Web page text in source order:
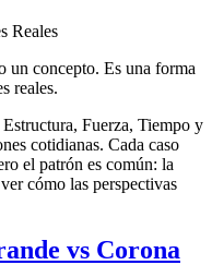
Reales
un concepto. Es una forma
reales.
Fuerza, Tiempo y
cotidianas. Cada caso
el patrón es común: la
cómo las perspectivas
vs Corona